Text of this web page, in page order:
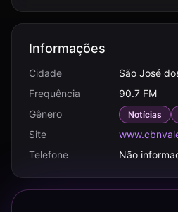
Informações
Cidade
São José
Frequência
90.7 FM
Gênero
Notícias
Site
Telefone
Não